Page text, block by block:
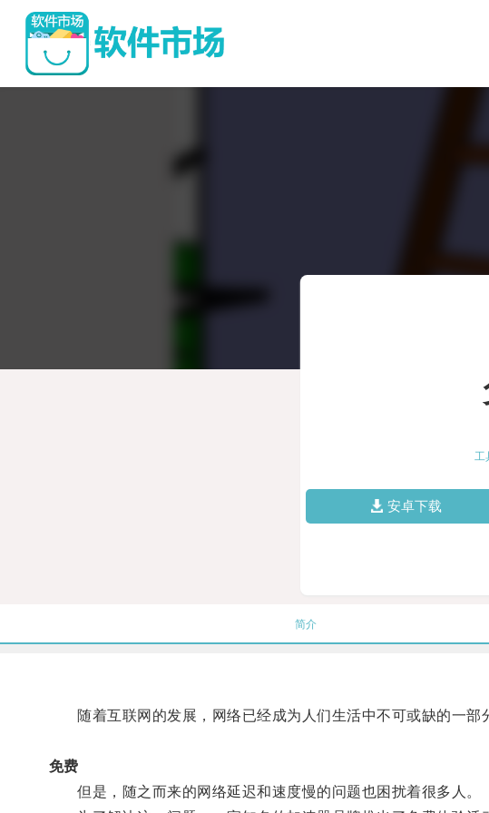
工
安卓下载
简介
随着互联网的发展，网络已经成为人们生活中不可或缺的一部
免费
但是，随之而来的网络延迟和速度慢的问题也困扰着很多人。